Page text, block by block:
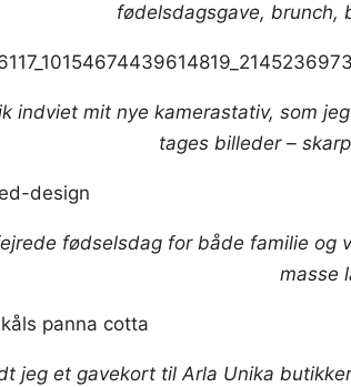
fødelsdagsgave, brunch,
indviet mit nye kamerastativ, som
tages billeder –
fødselsdag for både familie og
masse
jeg et gavekort til Arla Unika